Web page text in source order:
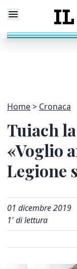
Home Cronaca
Tuiach
«Voglio
Legione
01 dicembre 2019
1' di lettura